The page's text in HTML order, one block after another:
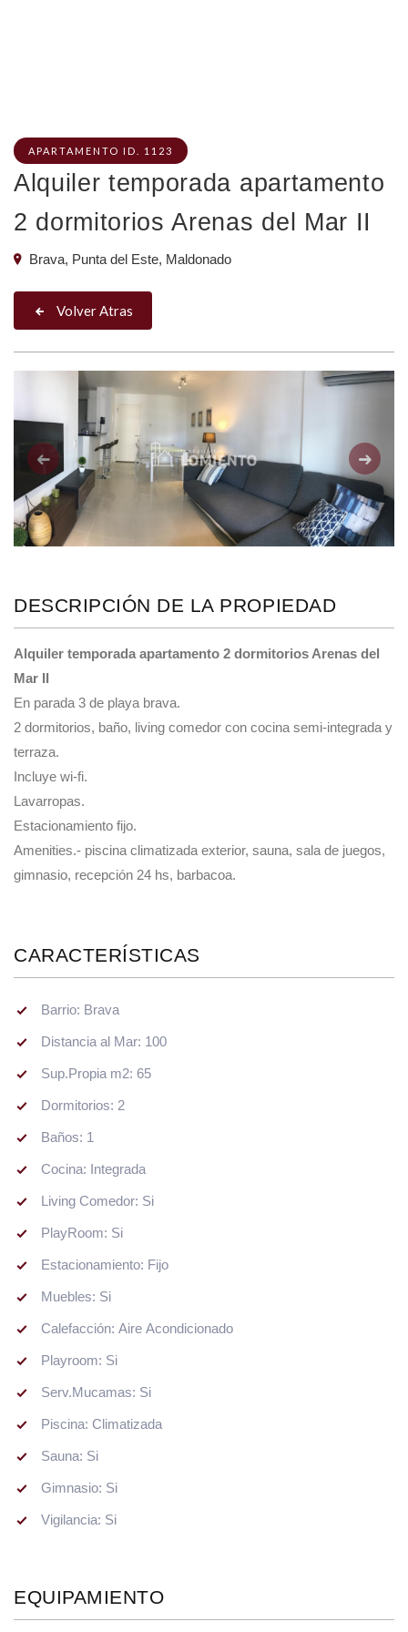
APARTAMENTO ID. 1123
Alquiler temporada apartamento
2 dormitorios Arenas del Mar II
Brava, Punta del Este, Maldonado
Volver Atras
Anterior
DESCRIPCIÓN DE LA PROPIEDAD
Alquiler temporada apartamento 2 dormitorios Arenas del
Mar II
En parada 3 de playa brava.
2 dormitorios, baño, living comedor con cocina semi-integrada y
terraza.
Incluye wi-fi.
Lavarropas.
Estacionamiento fijo.
Amenities.- piscina climatizada exterior, sauna, sala de juegos,
gimnasio, recepción 24 hs, barbacoa.
CARACTERÍSTICAS
Barrio: Brava
Distancia al Mar: 100
Sup.Propia m2: 65
Dormitorios: 2
Baños: 1
Cocina: Integrada
Living Comedor: Si
PlayRoom: Si
Estacionamiento: Fijo
Muebles: Si
Calefacción: Aire Acondicionado
Playroom: Si
Serv.Mucamas: Si
Piscina: Climatizada
Sauna: Si
Gimnasio: Si
Vigilancia: Si
EQUIPAMIENTO